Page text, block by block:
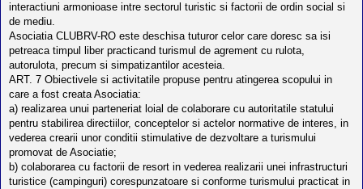
interactiuni armonioase intre sectorul turistic si factorii de ordin social si
de mediu.
Asociatia CLUBRV-RO este deschisa tuturor celor care doresc sa isi
petreaca timpul liber practicand turismul de agrement cu rulota,
autorulota, precum si simpatizantilor acesteia.
ART. 7 Obiectivele si activitatile propuse pentru atingerea scopului in
care a fost creata Asociatia:
a) realizarea unui parteneriat loial de colaborare cu autoritatile statului
pentru stabilirea directiilor, conceptelor si actelor normative de interes, in
vederea crearii unor conditii stimulative de dezvoltare a turismului
promovat de Asociatie;
b) colaborarea cu factorii de resort in vederea realizarii unei infrastructuri
turistice (campinguri) corespunzatoare si conforme turismului practicat in